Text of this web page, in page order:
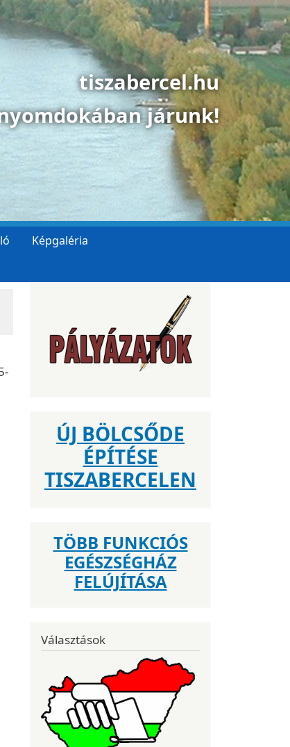
tiszabercel.hu
járunk!
Képgaléria
ÚJ BÖLCSŐDE
ÉPÍTÉSE
TISZABERCELEN
TÖBB FUNKCIÓS
EGÉSZSÉGHÁZ
FELÚJÍTÁSA
Választások